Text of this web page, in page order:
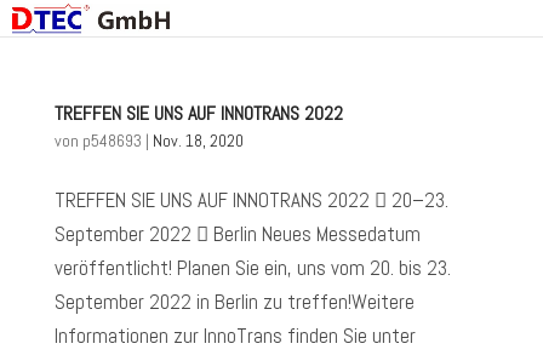
TREFFEN SIE UNS AUF INNOTRANS 2022
von p548693 | Nov. 18, 2020
TREFFEN SIE UNS AUF INNOTRANS 2022  20–23.
September 2022  Berlin Neues Messedatum
veröffentlicht! Planen Sie ein, uns vom 20. bis 23.
September 2022 in Berlin zu treffen!Weitere
Informationen zur InnoTrans finden Sie unter